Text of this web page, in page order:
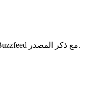
استخدم رابط URL مستضاف لأيقونة Buzzfeed مع ذكر المصدر.